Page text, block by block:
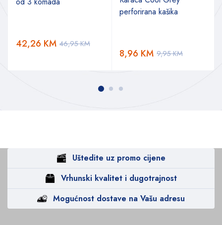
46,95KM
42,26 KM
perforirana kašika
9,95KM
8,96 KM
Uštedite uz promo cijene
Vrhunski kvalitet i dugotrajnost
Mogućnost dostave na Vašu adresu